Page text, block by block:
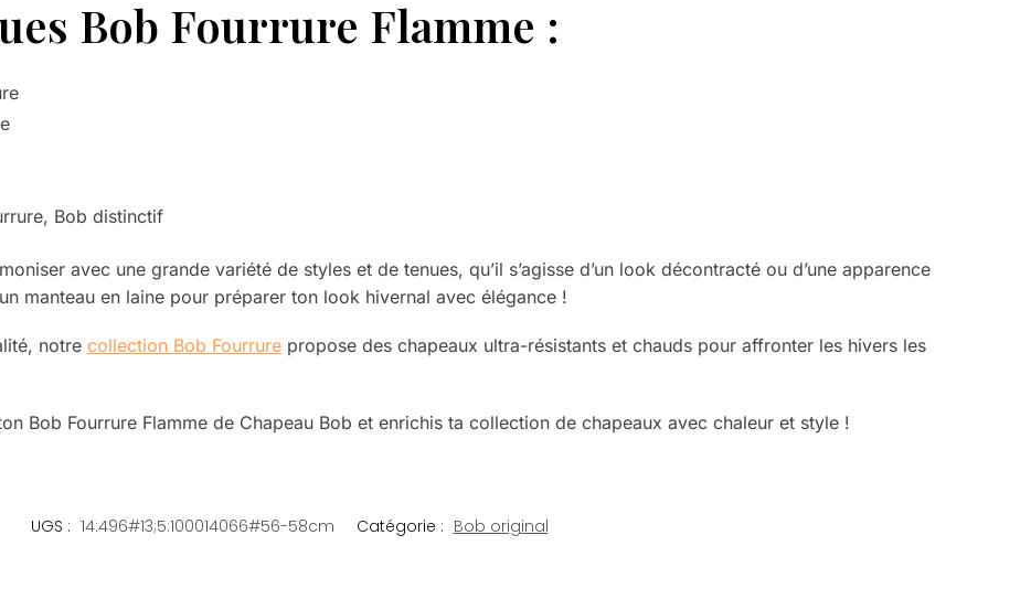
Bob Fourrure Flamme :
Bob distinctif
avec une grande variété de styles et de tenues, qu’il s’agisse d’un look décontracté ou d’une apparence
manteau en laine pour préparer ton look hivernal avec élégance !
notrecollection Bob Fourrure propose des chapeaux ultra-résistants et chauds pour affronter les hivers les
Bob Fourrure Flamme de Chapeau Bob et enrichis ta collection de chapeaux avec chaleur et style !
UGS : 14:496#13;5:100014066#56-58cm Catégorie : Bob original